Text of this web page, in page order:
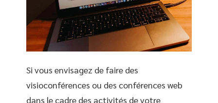
Si vous envisagez de faire des
visioconférences ou des conférences web
dans le cadre des activités de votre